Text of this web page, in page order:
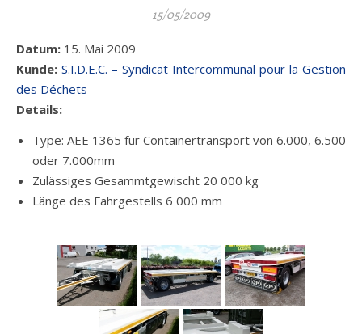
15/05/2009
Datum: 15. Mai 2009
Kunde: S.I.D.E.C. – Syndicat Intercommunal pour la Gestion
des Déchets
Details:
Type: AEE 1365 für Containertransport von 6.000, 6.500
oder 7.000mm
Zulässiges Gesammtgewischt 20 000 kg
Länge des Fahrgestells 6 000 mm